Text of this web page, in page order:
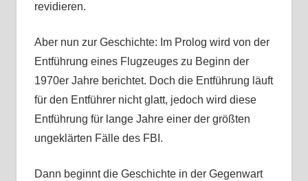
revidieren.
Aber nun zur Geschichte: Im Prolog wird von der
Entführung eines Flugzeuges zu Beginn der
1970er Jahre berichtet. Doch die Entführung läuft
für den Entführer nicht glatt, jedoch wird diese
Entführung für lange Jahre einer der größten
ungeklärten Fälle des FBI.
Dann beginnt die Geschichte in der Gegenwart